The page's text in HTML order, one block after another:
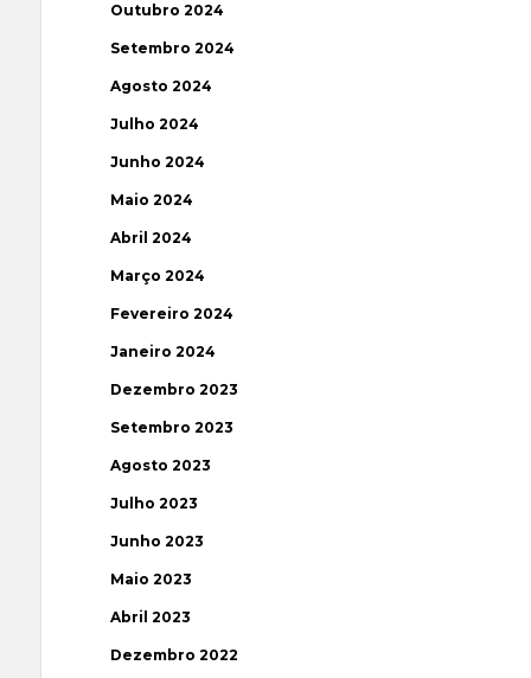
Outubro 2024
Setembro 2024
Agosto 2024
Julho 2024
Junho 2024
Maio 2024
Abril 2024
Março 2024
Fevereiro 2024
Janeiro 2024
Dezembro 2023
Setembro 2023
Agosto 2023
Julho 2023
Junho 2023
Maio 2023
Abril 2023
Dezembro 2022